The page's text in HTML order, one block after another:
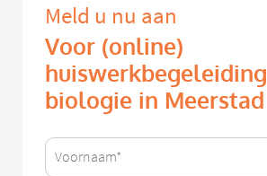
Meld u nu aan
Voor (online)
huiswerkbegeleiding
biologie in Meerstad